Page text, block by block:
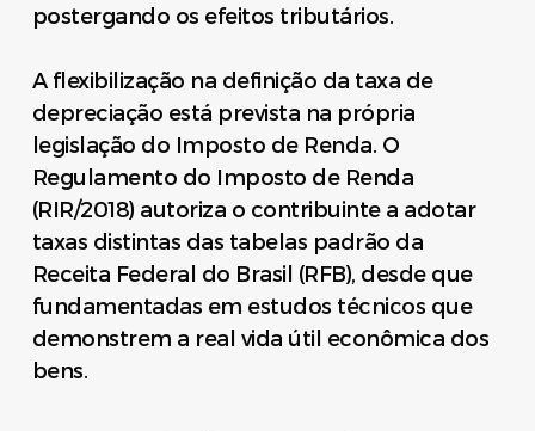
postergando os efeitos tributários.
A flexibilização na definição da taxa de
depreciação está prevista na própria
legislação do Imposto de Renda. O
Regulamento do Imposto de Renda
(RIR/2018) autoriza o contribuinte a adotar
taxas distintas das tabelas padrão da
Receita Federal do Brasil (RFB), desde que
fundamentadas em estudos técnicos que
demonstrem a real vida útil econômica dos
bens.